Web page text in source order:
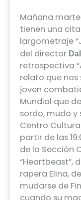
Mañana
tienen una
largometraje
del director
retrospectiva
relato que nos
joven
Mundial que
sordo, mudo y
Centro
partir de las
de la Sección
“Heartbeast”,
rapera Elina,
mudarse de
cuando su